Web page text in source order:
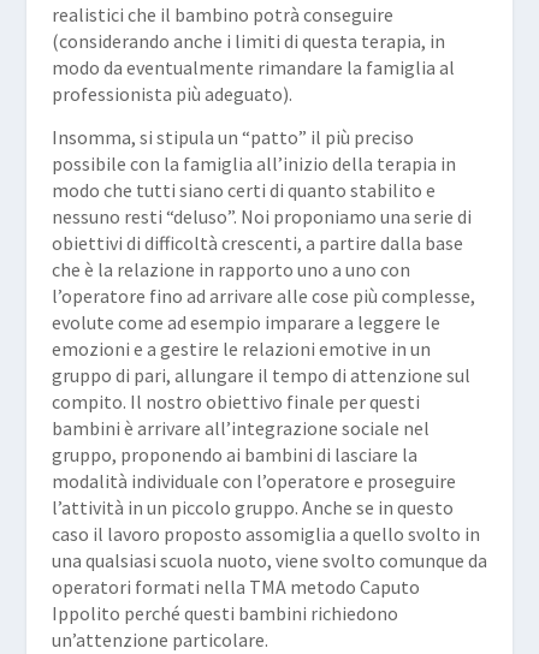
realistici che il bambino potrà conseguire
(considerando anche i limiti di questa terapia, in
modo da eventualmente rimandare la famiglia al
professionista più adeguato).
Insomma, si stipula un “patto” il più preciso
possibile con la famiglia all’inizio della terapia in
modo che tutti siano certi di quanto stabilito e
nessuno resti “deluso”. Noi proponiamo una serie di
obiettivi di difficoltà crescenti, a partire dalla base
che è la relazione in rapporto uno a uno con
l’operatore fino ad arrivare alle cose più complesse,
evolute come ad esempio imparare a leggere le
emozioni e a gestire le relazioni emotive in un
gruppo di pari, allungare il tempo di attenzione sul
compito. Il nostro obiettivo finale per questi
bambini è arrivare all’integrazione sociale nel
gruppo, proponendo ai bambini di lasciare la
modalità individuale con l’operatore e proseguire
l’attività in un piccolo gruppo. Anche se in questo
caso il lavoro proposto assomiglia a quello svolto in
una qualsiasi scuola nuoto, viene svolto comunque da
operatori formati nella TMA metodo Caputo
Ippolito perché questi bambini richiedono
un’attenzione particolare.